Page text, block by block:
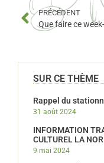
PRÉCÉDENT
SUR CE THÈME
Rappel du
31 août 2024
INFORMATION
CULTUREL LA
9 mai 2024